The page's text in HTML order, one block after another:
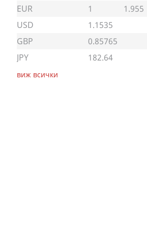
EUR 1
1.955
USD
1.1535
GBP
0.85765
JPY
182.64
виж всички